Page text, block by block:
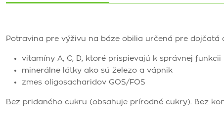
Potravina pre výživu na báze obilia určená pre dojčatá
vitamíny A, C, D, ktoré prispievajú k správnej
minerálne látky ako sú železo a vápnik
zmes oligosacharidov GOS/FOS
Bez pridaného cukru (obsahuje prírodné cukry). Bez